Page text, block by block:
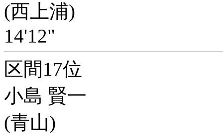
(西上浦)
14'12"
区間17位
小島 賢一
(青山)